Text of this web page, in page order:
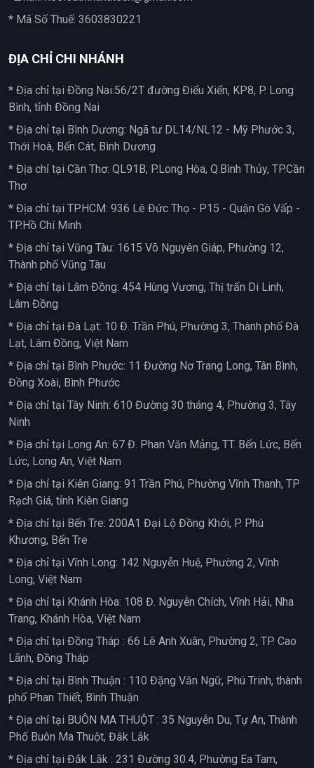
* Mã Số Thuế: 3603830221
ĐỊA CHỈ CHI NHÁNH
* Địa chỉ tại Đồng Nai:56/2T đường Điểu Xiển, KP8, P. Long
Bình, tỉnh Đồng Nai
* Địa chỉ tại Bình Dương: Ngã tư DL14/NL12 - Mỹ Phước 3,
Thới Hoà, Bến Cát, Bình Dương
* Địa chỉ tại Cần Thơ: QL91B, P.Long Hòa, Q.Bình Thủy, TP.Cần
Thơ
* Địa chỉ tại TPHCM: 936 Lê Đức Thọ - P15 - Quận Gò Vấp -
TP.Hồ Chí Minh
* Địa chỉ tại Vũng Tàu: 1615 Võ Nguyên Giáp, Phường 12,
Thành phố Vũng Tàu
* Địa chỉ tại Lâm Đồng: 454 Hùng Vương, Thị trấn Di Linh,
Lâm Đồng
* Địa chỉ tại Đà Lạt: 10 Đ. Trần Phú, Phường 3, Thành phố Đà
Lạt, Lâm Đồng, Việt Nam
* Địa chỉ tại Bình Phước: 11 Đường Nơ Trang Long, Tân Bình,
Đồng Xoài, Bình Phước
* Địa chỉ tại Tây Ninh: 610 Đường 30 tháng 4, Phường 3, Tây
Ninh
* Địa chỉ tại Long An: 67 Đ. Phan Văn Mảng, TT. Bến Lức, Bến
Lức, Long An, Việt Nam
* Địa chỉ tại Kiên Giang: 91 Trần Phú, Phường Vĩnh Thanh, TP
Rạch Giá, tỉnh Kiên Giang
* Địa chỉ tại Bến Tre: 200A1 Đại Lộ Đồng Khởi, P. Phú
Khương, Bến Tre
* Địa chỉ tại Vĩnh Long: 142 Nguyễn Huệ, Phường 2, Vĩnh
Long, Việt Nam
* Địa chỉ tại Khánh Hòa: 108 Đ. Nguyễn Chích, Vĩnh Hải, Nha
Trang, Khánh Hòa, Việt Nam
* Địa chỉ tại Đồng Tháp : 66 Lê Anh Xuân, Phường 2, TP. Cao
Lãnh, Đồng Tháp
* Địa chỉ tại Bình Thuận : 110 Đặng Văn Ngữ, Phú Trinh, thành
phố Phan Thiết, Bình Thuận
* Địa chỉ tại BUÔN MA THUỘT : 35 Nguyễn Du, Tự An, Thành
Phố Buôn Ma Thuột, Đắk Lắk
* Địa chỉ tại Đắk Lắk : 231 Đường 30.4, Phường Ea Tam,